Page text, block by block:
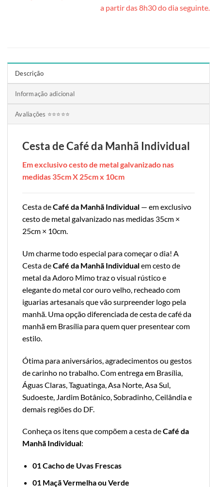
a partir das 8h30 do dia seguinte.
Descrição
Informação adicional
Avaliações ⭐⭐⭐⭐⭐
Cesta de Café da Manhã Individual
Em exclusivo cesto de metal galvanizado nas
medidas 35cm X 25cm x 10cm
Cesta deCafé da Manhã Individual — em exclusivo
cesto de metal galvanizado nas medidas 35cm ×
25cm × 10cm.
Um charme todo especial para começar o dia! A
Cesta deCafé da Manhã Individualem cesto de
metal da Adoro Mimo traz o visual rústico e
elegante do metal cor ouro velho, recheado com
iguarias artesanais que vão surpreender logo pela
manhã. Uma opção diferenciada de cesta de café da
manhã em Brasília para quem quer presentear com
estilo.
Ótima para aniversários, agradecimentos ou gestos
de carinho no trabalho. Com entrega em Brasília,
Águas Claras, Taguatinga, Asa Norte, Asa Sul,
Sudoeste, Jardim Botânico, Sobradinho, Ceilândia e
demais regiões do DF.
Conheça os itens que compõem a cesta deCafé da
Manhã Individual:
01 Cacho de Uvas Frescas
01 Maçã Vermelha ou Verde